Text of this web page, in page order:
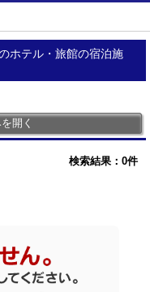
ホテル・旅館の宿泊施
開く
検索結果： 0件